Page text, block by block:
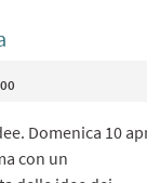
Domenica 10
con un